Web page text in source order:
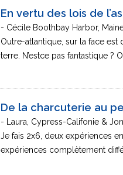
En vertu des lois de
- Cécile Boothbay Harbor,
Outre-atlantique, sur la face est
terre. N’estce pas fantastique ?
De la charcuterie au
- Laura, Cypress-Califonie &
Je fais 2x6, deux expériences
expériences complètement